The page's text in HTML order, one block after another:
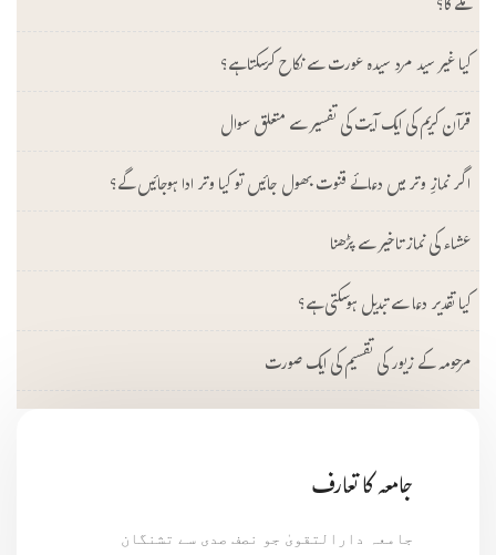
کیا غیر سید مرد سیدہ عورت سے نکاح کرسکتا ہے؟
قرآن کریم کی ایک آیت کی تفسیر سے متعلق سوال
اگر نمازِ وتر میں دعائے قنوت بھول جائیں تو کیا وتر ادا ہوجائیں گے؟
عشاء کی نماز تاخیر سے پڑھنا
کیا تقدیر دعا سے تبدیل ہوسکتی ہے؟
مرحومہ کے زیور کی تقسیم کی ایک صورت
جامعہ کا تعارف
جامعہ دارالتقویٰ جو نصف صدی سے تشنگان